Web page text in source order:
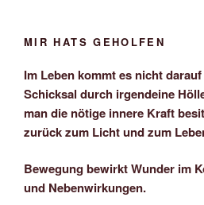
MIR HATS GEHOLFEN
Im Leben kommt es nicht
Schicksal durch irgendeine
man die nötige innere Kraft
zurück zum Licht und zum
Bewegung bewirkt Wunder im
und Nebenwirkungen.